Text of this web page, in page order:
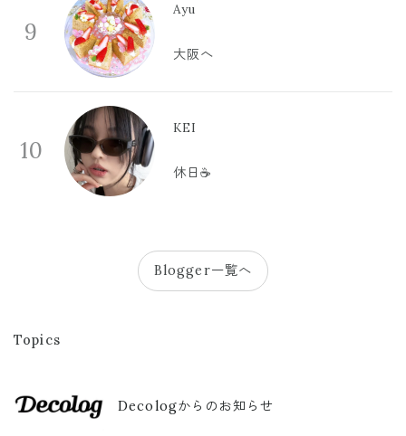
9
Ayu
大阪へ
10
KEI
休日☕️
Blogger一覧へ
Topics
Decologからのお知らせ